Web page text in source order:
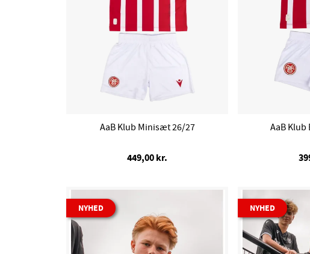
AaB Klub Minisæt 26/27
449,00 kr.
AaB
NYHED NYHED